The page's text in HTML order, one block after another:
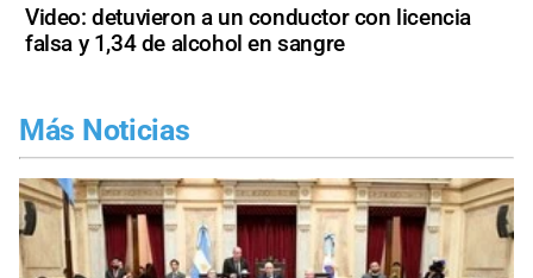
Video: detuvieron a un conductor con licencia
falsa y 1,34 de alcohol en sangre
Más Noticias